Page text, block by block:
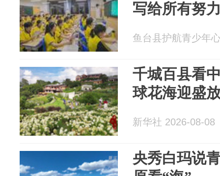
写给所有努
鱼台县护航青少年
千城百县看
球花海迎盛
新华社 2026-08-08
央秀白玛说